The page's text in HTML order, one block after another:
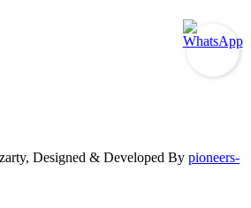
Designed & Developed By pioneers-